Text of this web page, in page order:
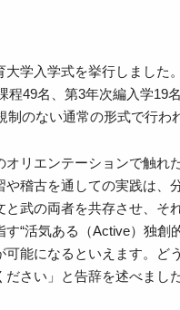
学入学式を挙行しました
49名、第3年次編入学
制のない通常の形式で行わ
リエンテーションで触れ
稽古を通しての実践は
武の両者を共存させ、
“活気ある（Active）独
能になるといえます。
ださい」と告辞を述べまし